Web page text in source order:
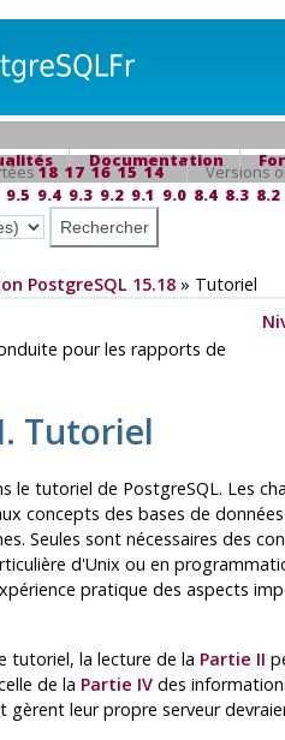
Documentation
18 17 16 15 14
Versions
9.5 9.4 9.3 9.2 9.1 9.0 8.4 8.3 8.2
PostgreSQL 15.18» Tutoriel
pour les rapports de
Tutoriel
le tutoriel de PostgreSQL. Les
concepts des bases de
Seules sont nécessaires des
d'Unix ou en
pratique des aspects
tutoriel, la lecture de la Partie II
de la Partie IVdes
gèrent leur propre serveur